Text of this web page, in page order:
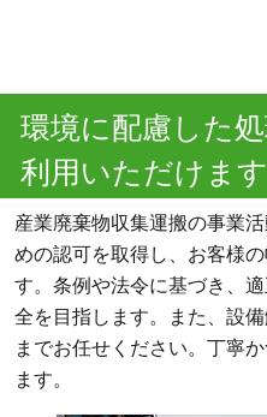
環境に配慮した
利用いただけます
産業廃棄物収集運搬の事業
めの認可を取得し、お客様
す。条例や法令に基づき、
全を目指します。また、設
までお任せください。丁寧
ます。